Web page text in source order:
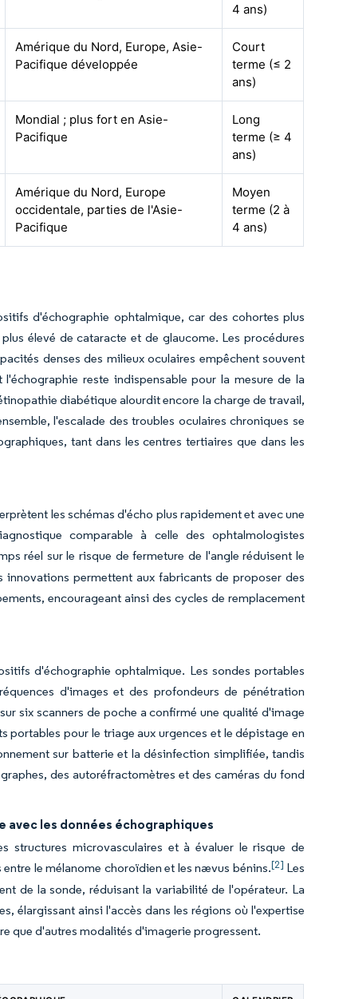
4 ans)
Amérique du Nord, Europe, Asie-
Pacifique développée
Court
terme (≤ 2
ans)
Mondial ; plus fort en Asie-
Pacifique
Long
terme (≥ 4
ans)
Amérique du Nord, Europe
occidentale, parties de l'Asie-
Pacifique
Moyen
terme (2 à
4 ans)
d'échographie ophtalmique, car des cohortes plus
élevé de cataracte et de glaucome. Les procédures
denses des milieux oculaires empêchent souvent
reste indispensable pour la mesure de la
diabétique alourdit encore la charge de travail,
l'escalade des troubles oculaires chroniques se
tant dans les centres tertiaires que dans les
les schémas d'écho plus rapidement et avec une
comparable à celle des ophtalmologistes
réel sur le risque de fermeture de l'angle réduisent le
permettent aux fabricants de proposer des
encourageant ainsi des cycles de remplacement
d'échographie ophtalmique. Les sondes portables
d'images et des profondeurs de pénétration
six scanners de poche a confirmé une qualité d'image
pour le triage aux urgences et le dépistage en
sur batterie et la désinfection simplifiée, tandis
des autoréfractomètres et des caméras du fond
les données échographiques
structures microvasculaires et à évaluer le risque de
le mélanome choroïdien et les nævus bénins.[2] Les
de la sonde, réduisant la variabilité de l'opérateur. La
élargissant ainsi l'accès dans les régions où l'expertise
que d'autres modalités d'imagerie progressent.